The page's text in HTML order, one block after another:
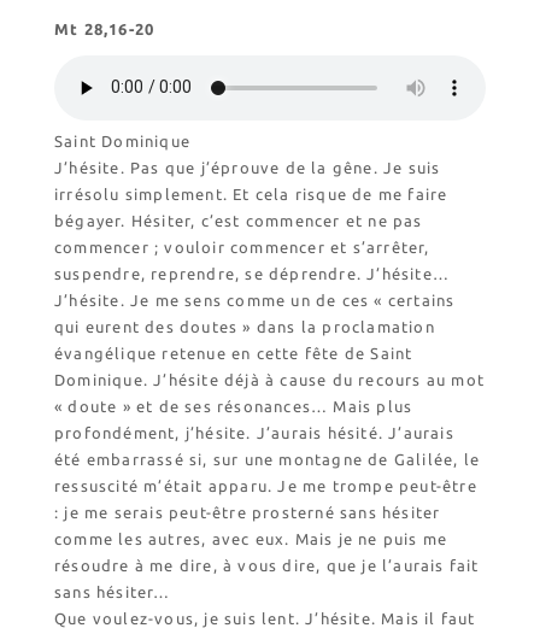
Bénévolat
Covoiturage
La boutique – Librairie
Biscuiterie St Dominique
Revendeurs en ISÈRE
Nos emballages
Nos biscuits
Nos ingrédients
L’association
Prochains événements
Dernières conférences
Contact Accueil
Mt 28,16-20
Saint Dominique
J’hésite. Pas que j’éprouve de la gêne. Je suis
irrésolu simplement. Et cela risque de me faire
bégayer. Hésiter, c’est commencer et ne pas
commencer ; vouloir commencer et s’arrêter,
suspendre, reprendre, se déprendre. J’hésite…
J’hésite. Je me sens comme un de ces « certains
qui eurent des doutes » dans la proclamation
évangélique retenue en cette fête de Saint
Dominique. J’hésite déjà à cause du recours au mot
« doute » et de ses résonances… Mais plus
profondément, j’hésite. J’aurais hésité. J’aurais
été embarrassé si, sur une montagne de Galilée, le
ressuscité m’était apparu. Je me trompe peut-être
: je me serais peut-être prosterné sans hésiter
comme les autres, avec eux. Mais je ne puis me
résoudre à me dire, à vous dire, que je l’aurais fait
sans hésiter…
Que voulez-vous, je suis lent. J’hésite. Mais il faut